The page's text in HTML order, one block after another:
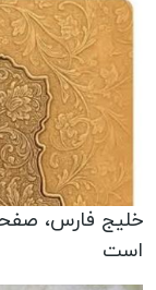
خلیج فارس،
است